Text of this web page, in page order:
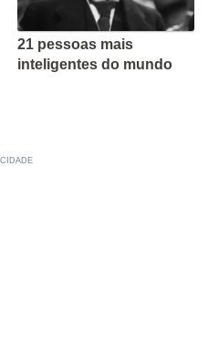
21 pessoas mais
inteligentes do mundo